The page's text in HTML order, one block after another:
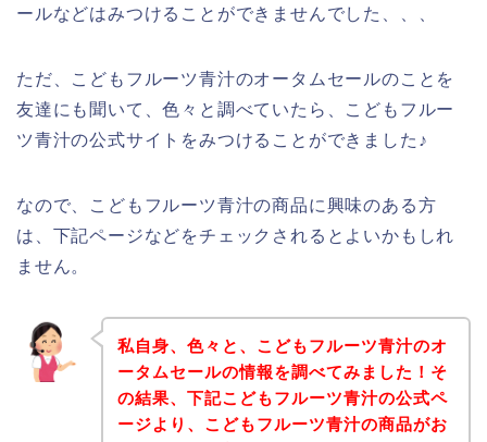
ールなどはみつけることができませんでした、、、
ただ、こどもフルーツ青汁のオータムセールのことを
友達にも聞いて、色々と調べていたら、こどもフルー
ツ青汁の公式サイトをみつけることができました♪
なので、こどもフルーツ青汁の商品に興味のある方
は、下記ページなどをチェックされるとよいかもしれ
ません。
私自身、色々と、こどもフルーツ青汁のオ
ータムセールの情報を調べてみました！そ
の結果、下記こどもフルーツ青汁の公式ペ
ージより、こどもフルーツ青汁の商品がお